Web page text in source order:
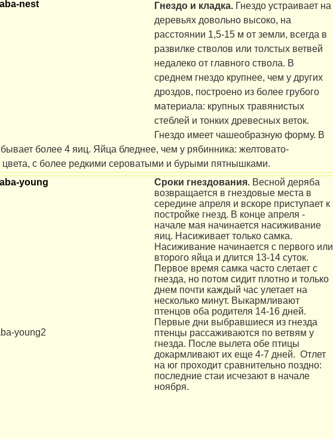
Гнездо и кладка. Гнездо устраивает на
деревьях довольно высоко, на
расстоянии 1,5-15 м от земли, всегда в
развилке стволов или толстых ветвей
недалеко от главного ствола. В
среднем гнездо крупнее, чем у других
дроздов, построено из более грубого
материала: крупных травянистых
стеблей и тонких древесных веток.
Гнездо имеет чашеобразную форму. В
бывает более 4 яиц. Яйца бледнее, чем у рябинника: желтовато-
цвета, с более редкими сероватыми и бурыми пятнышками.
Сроки гнездования. Весной деряба
возвращается в гнездовые места в
середине апреля и вскоре приступает к
постройке гнезд. В конце апреля -
начале мая начинается насиживание
яиц. Насиживает только самка.
Насиживание начинается с первого или
второго яйца и длится 13-14 суток.
Первое время самка часто слетает с
гнезда, но потом сидит плотно и только
днем почти каждый час улетает на
несколько минут. Выкармливают
птенцов оба родителя 14-16 дней.
Первые дни выбравшиеся из гнезда
птенцы рассаживаются по ветвям у
гнезда. После вылета обе птицы
докармливают их еще 4-7 дней. Отлет
на юг проходит сравнительно поздно:
последние стаи исчезают в начале
ноября.